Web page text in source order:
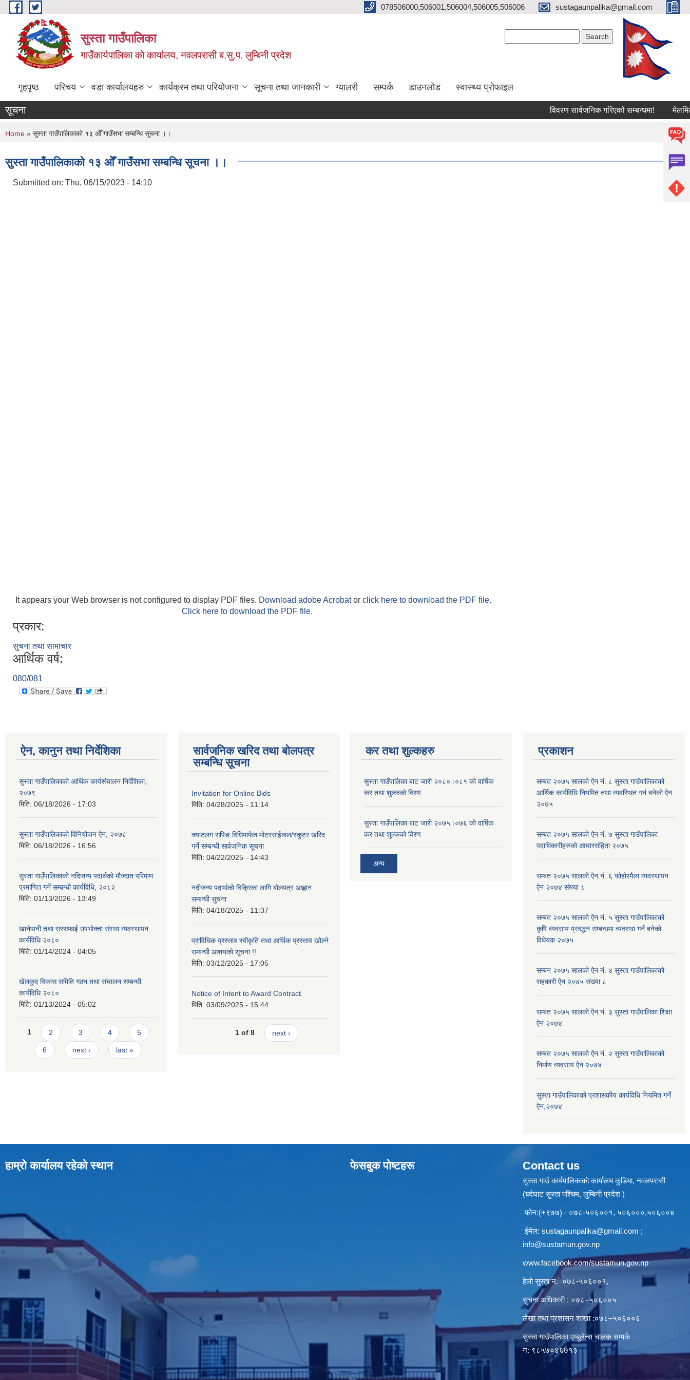
Skip to main content 078506000,506001,506004,506005,506006 sustagaunpalika@gmail.com
सुस्ता गाउँपालिका
गाउँकार्यपालिका काे कार्यालय, नवलपरासी ब.सु.प. लुम्बिनी प्रदेश
गृहपृष्ठ परिचय वडा कार्यालयहरु कार्यक्रम तथा परियोजना सूचना तथा जानकारी ग्यालरी सम्पर्क डाउनलोड स्वास्थ्य प्राेफाइल
सूचना विवरण सार्वजनिक गरिएको सम्बन्धमा!
You are here
Home » सुस्ता गाउँपालिकाकाे १३ ‌ओेँ गाउँसभा सम्बन्धि सूचना ।।
सुस्ता गाउँपालिकाकाे १३ ‌ओेँ गाउँसभा सम्बन्धि सूचना ।।
Submitted on: Thu, 06/15/2023 - 14:10
It appears your Web browser is not configured to display PDF files. Download adobe Acrobator click here to download the PDF file.
Click here to download the PDF file.
प्रकार:
सुचना तथा सामाचार
आर्थिक वर्ष:
080/081
ऐन, कानुन तथा निर्देशिका
सुस्ता गाउँपालिकाको आर्थिक कार्यसंचालन निर्देशिका,
२०७९
मिति: 06/18/2026 - 17:03
सुस्ता गाउँपालिकाको विनियोजन ऐन, २०७८
मिति: 06/18/2026 - 16:56
सुस्ता गाउँपालिकाको नदिजन्य पदार्थको मौज्दात परिमाण
प्रमाणित गर्ने सम्बन्धी कार्यविधि, २०८२
मिति: 01/13/2026 - 13:49
खानेपानी तथा सरसफाई उपभोक्ता संस्था व्यवस्थापन
कार्यविधि २०८०
मिति: 01/14/2024 - 04:05
खेलकुद विकास समिति गठन तथा संचालन सम्बन्धी
कार्यविधि २०८०
मिति: 01/13/2024 - 05:02
Pages
1 2 3 4 5
6 next › last »
सार्वजनिक खरिद तथा बोलपत्र
सम्बन्धि सूचना
Invitation for Online Bids
मिति: 04/28/2025 - 11:14
क्याटलग सपिङ विधिमार्फत मोटरसाईकल/स्कुटर खरिद
गर्ने सम्बन्धी सार्वजनिक सूचना
मिति: 04/22/2025 - 14:43
नदीजन्य पदार्थको विक्रिका लागि बोलपत्र आह्वान
सम्बन्धी सुचना
मिति: 04/18/2025 - 11:37
प्राविधिक प्रस्ताव स्वीकृति तथा आर्थिक प्रस्ताव खोल्ने
सम्बन्धी आशयको सूचना !!
मिति: 03/12/2025 - 17:05
Notice of Intent to Award Contract.
मिति: 03/09/2025 - 15:44
1 of 8 next ›
कर तथा शुल्कहरु
सुस्ता गाउँपालिका बाट जारी २०८०।०८१ काे वार्षिक
कर तथा शुल्ककाे विरण
सुस्ता गाउँपालिका बाट जारी २०७५।०७६ काे वार्षिक
कर तथा शुल्ककाे विरण
अन्य
प्रकाशन
सम्बत २०७५ सालको ऐन नं. ८ सुस्ता गाउँपालिकाको
आर्थिक कार्यविधि नियमित तथा व्यवस्थित गर्न बनेको ऐन
२०७५
सम्बत २०७५ सालको ऐन नं. ७ सुस्ता गाउँपालिका
पदाधिकारीहरुको आचारसंहिता २०७५
सम्बत २०७५ सालको ऐन नं. ६ फोहोरमैला व्यवस्थापन
ऐन २०७४ संख्या ८
सम्बत २०७५ सालको ऐन नं. ५ सुस्ता गाउँपालिकाको
कृषि व्यवसाय प्रवद्धन सम्बन्धमा व्यवस्था गर्न बनेको
विधेयक २०७५
सम्बन २०७५ सालको ऐन नं. ४ सुस्ता गाउँपालिकाको
सहकारी ऐन २०७५ संख्या ८
सम्बत २०७५ सालको ऐन नं. ३ सुस्ता गाउँपालिका शिक्षा
ऐन २०७४
सम्बत २०७५ सालको ऐन नं. २ सुस्ता गाउँपालिकाको
निर्माण व्यवसाय ऐन २०७४
सुस्ता गाउँपालिकाको प्रशासकीय कार्यविधि नियमित गर्ने
ऐन,२०७४
हाम्रो कार्यालय रहेको स्थान फेसबुक पाेष्टहरू Contact us
सुस्ता गाउँ कार्यपालिकाकाे कार्यालय कुडिया, नवलपरासी
(बर्दघाट सुस्ता पश्चिम, लुम्बिनी प्रदेश )
फोन:(+९७७) - ०७८-५०६००१, ५०६०००,५०६००४
ईमेल: sustagaunpalika@gmail.com ;
info@sustamun.gov.np
www.facebook.com/sustamun.gov.np
हेलाे सुस्ता नं.०७८-५०६००१,
सुचना अधिकारी : ०७८–५०६००५
लेखा तथा प्रशासन शाखा :०७८–५०६००६
सुस्ता गाउँपालिका एम्बुलेन्स चालक सम्पर्क
न‌‍: ९८५७०४६७१३